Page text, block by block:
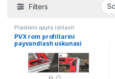
Filters
Plastikni qayta ishlash
PVX rom profillarini
payvandlash uskunasi